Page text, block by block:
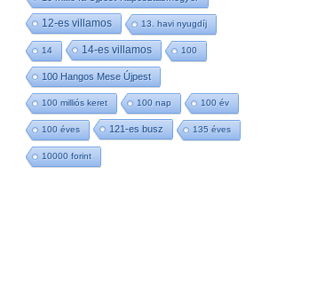
12-es villamos 13. havi nyugdíj
14 14-es villamos 100
100 Hangos Mese Újpest
100 milliós keret 100 nap 100 év
100 éves 121-es busz 135 éves
10000 forint